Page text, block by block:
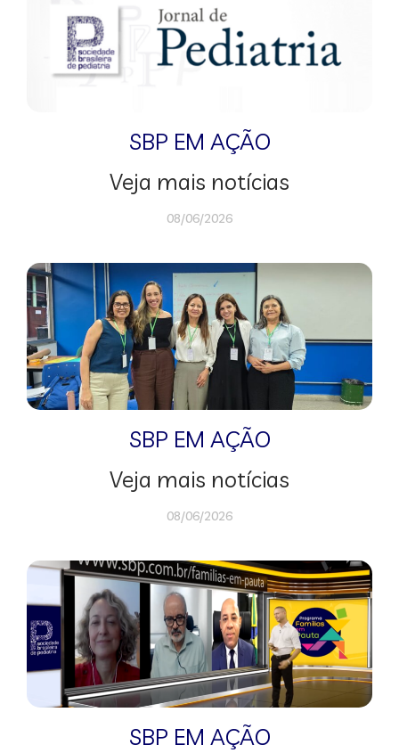
SBP EM AÇÃO
Veja mais notícias
08/06/2026
SBP EM AÇÃO
Veja mais notícias
08/06/2026
SBP EM AÇÃO